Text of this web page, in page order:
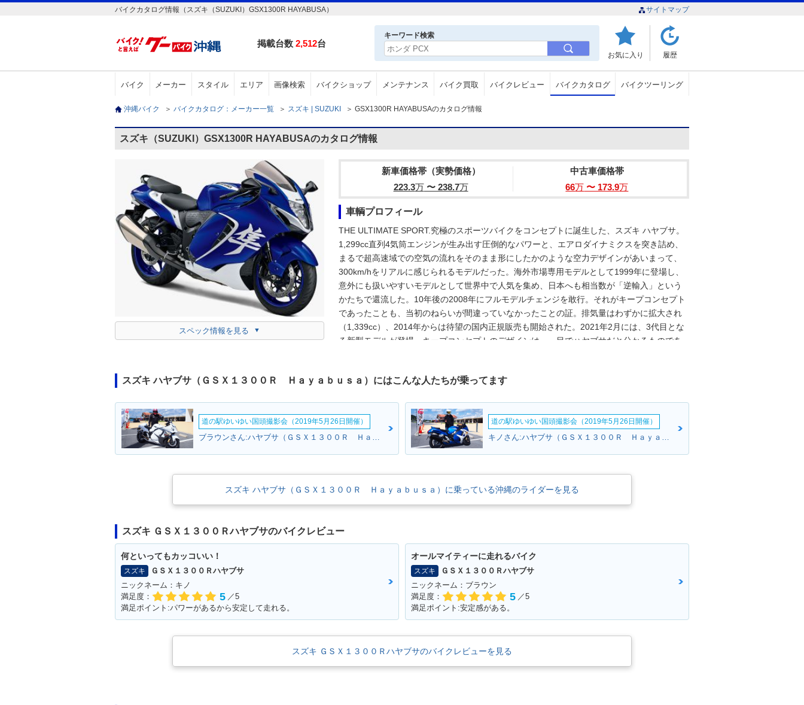
バイクカタログ情報（スズキ（SUZUKI）GSX1300R HAYABUSA） サイトマップ
掲載台数 2,512台
キーワード検索
お気に入り 履歴
バイク メーカー スタイル エリア 画像検索 バイクショップ メンテナンス バイク買取 バイクレビュー バイクカタログ バイクツーリング
沖縄バイク ＞ バイクカタログ：メーカー一覧 ＞ スズキ | SUZUKI ＞ GSX1300R HAYABUSAのカタログ情報
スズキ（SUZUKI）GSX1300R HAYABUSAのカタログ情報
スペック情報を見る
新車価格帯（実勢価格）
223.3万〜 238.7万
中古車価格帯
66万 〜 173.9万
車輌プロフィール
THE ULTIMATE SPORT.究極のスポーツバイクをコンセプトに誕生した、スズキ ハヤブサ。
1,299cc直列4気筒エンジンが生み出す圧倒的なパワーと、エアロダイナミクスを突き詰め、
まるで超高速域での空気の流れをそのまま形にしたかのような空力デザインがあいまって、
300km/hをリアルに感じられるモデルだった。海外市場専用モデルとして1999年に登場し、
意外にも扱いやすいモデルとして世界中で人気を集め、日本へも相当数が「逆輸入」という
かたちで還流した。10年後の2008年にフルモデルチェンジを敢行。それがキープコンセプト
であったことも、当初のねらいが間違っていなかったことの証。排気量はわずかに拡大され
（1,339cc）、2014年からは待望の国内正規販売も開始された。2021年2月には、3代目とな
る新型モデルが登場。キープコンセプトのデザインは、一目でハヤブサだと分かるものであ
用。設定速度を超えないようにするアクティブスピードリミッター（解除可能）は、いかに
バッテリーがリチウムイオンになり、車載式故障診断装置はマフラーの触媒劣化の監視も行
うようになった。※仕向地や年代により、GSX1300RやHAYABUSA1300などの名称が使われ
るが、ここでは国内仕様車（2014年）の表記にならい、単にHAYABUSA（隼）とした。
スズキ ハヤブサ（ＧＳＸ１３００Ｒ Ｈａｙａｂｕｓａ）にはこんな人たちが乗ってます
道の駅ゆいゆい国頭撮影会（2019年5月26日開催）
ブラウンさん:ハヤブサ（ＧＳＸ１３００Ｒ Ｈａｙａｂｕｓａ）(スズキ)
道の駅ゆいゆい国頭撮影会（2019年5月26日開催）
キノさん:ハヤブサ（ＧＳＸ１３００Ｒ Ｈａｙａｂｕｓａ）(スズキ)
スズキ ハヤブサ（ＧＳＸ１３００Ｒ Ｈａｙａｂｕｓａ）に乗っている沖縄のライダーを見る
スズキ ＧＳＸ１３００Ｒハヤブサのバイクレビュー
何といってもカッコいい！
スズキ
ＧＳＸ１３００Ｒハヤブサ
ニックネーム：キノ
満足度：
5 ／5
満足ポイント:パワーがあるから安定して走れる。
オールマイティーに走れるバイク
スズキ
ＧＳＸ１３００Ｒハヤブサ
ニックネーム：ブラウン
満足度：
5 ／5
満足ポイント:安定感がある。
スズキ ＧＳＸ１３００Ｒハヤブサのバイクレビューを見る